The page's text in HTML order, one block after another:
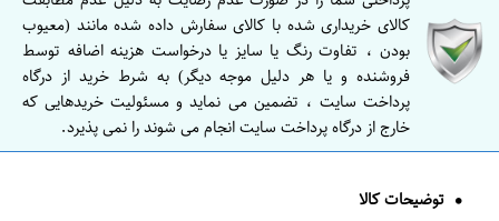
کالای خریداری شده با کالای سفارش داده شده مانند (معیوب
بودن ، تفاوت رنگ یا سایز یا درخواست هزینه اضافه توسط
فروشنده و یا هر دلیل موجه دیگر) به شرط خرید از درگاه
پرداخت سایت ، تضمین می نماید و مسئولیت خریدهایی که
خارج از درگاه پرداخت سایت انجام می شوند را نمی پذیرد.
توضیحات کالا